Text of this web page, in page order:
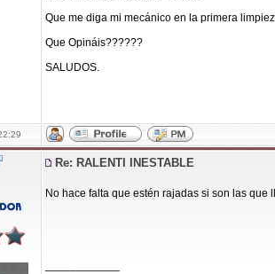
Que me diga mi mecánico en la primera
Que Opináis??????
SALUDOS.
Re: RALENTI INESTABLE
No hace falta que estén rajadas si son las